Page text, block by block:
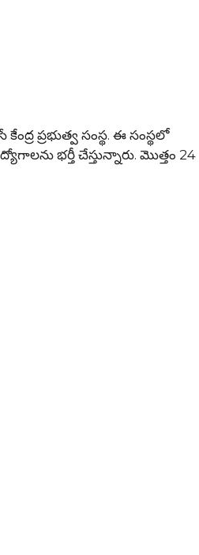
ప్రభుత్వ సంస్థ. ఈ సంస్థలో
భర్తీ చేస్తున్నారు. మొత్తం 24